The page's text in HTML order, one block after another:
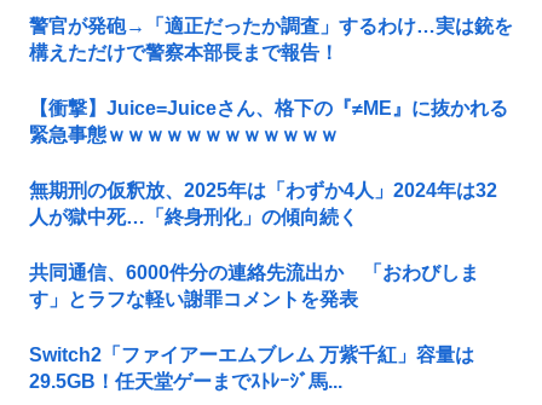
警官が発砲→「適正だったか調査」するわけ…実は銃を
構えただけで警察本部長まで報告！
【衝撃】Juice=Juiceさん、格下の『≠ME』に抜かれる
緊急事態ｗｗｗｗｗｗｗｗｗｗｗｗ
無期刑の仮釈放、2025年は「わずか4人」2024年は32
人が獄中死…「終身刑化」の傾向続く
共同通信、6000件分の連絡先流出か 「おわびしま
す」とラフな軽い謝罪コメントを発表
Switch2「ファイアーエムブレム 万紫千紅」容量は
29.5GB！任天堂ゲーまでｽﾄﾚｰｼﾞ馬...